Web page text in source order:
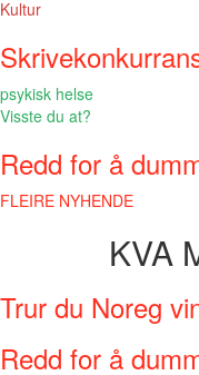
Kultur
psykisk helse
Visste du at?
Redd for å
FLEIRE NYHENDE
KVA
Trur du Noreg
Redd for å